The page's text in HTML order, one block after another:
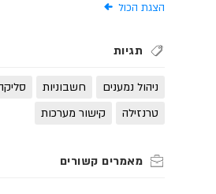
הצגת הכול
תגיות
ניהול נמענים חשבוניות
טרנזילה
קישור מערכות